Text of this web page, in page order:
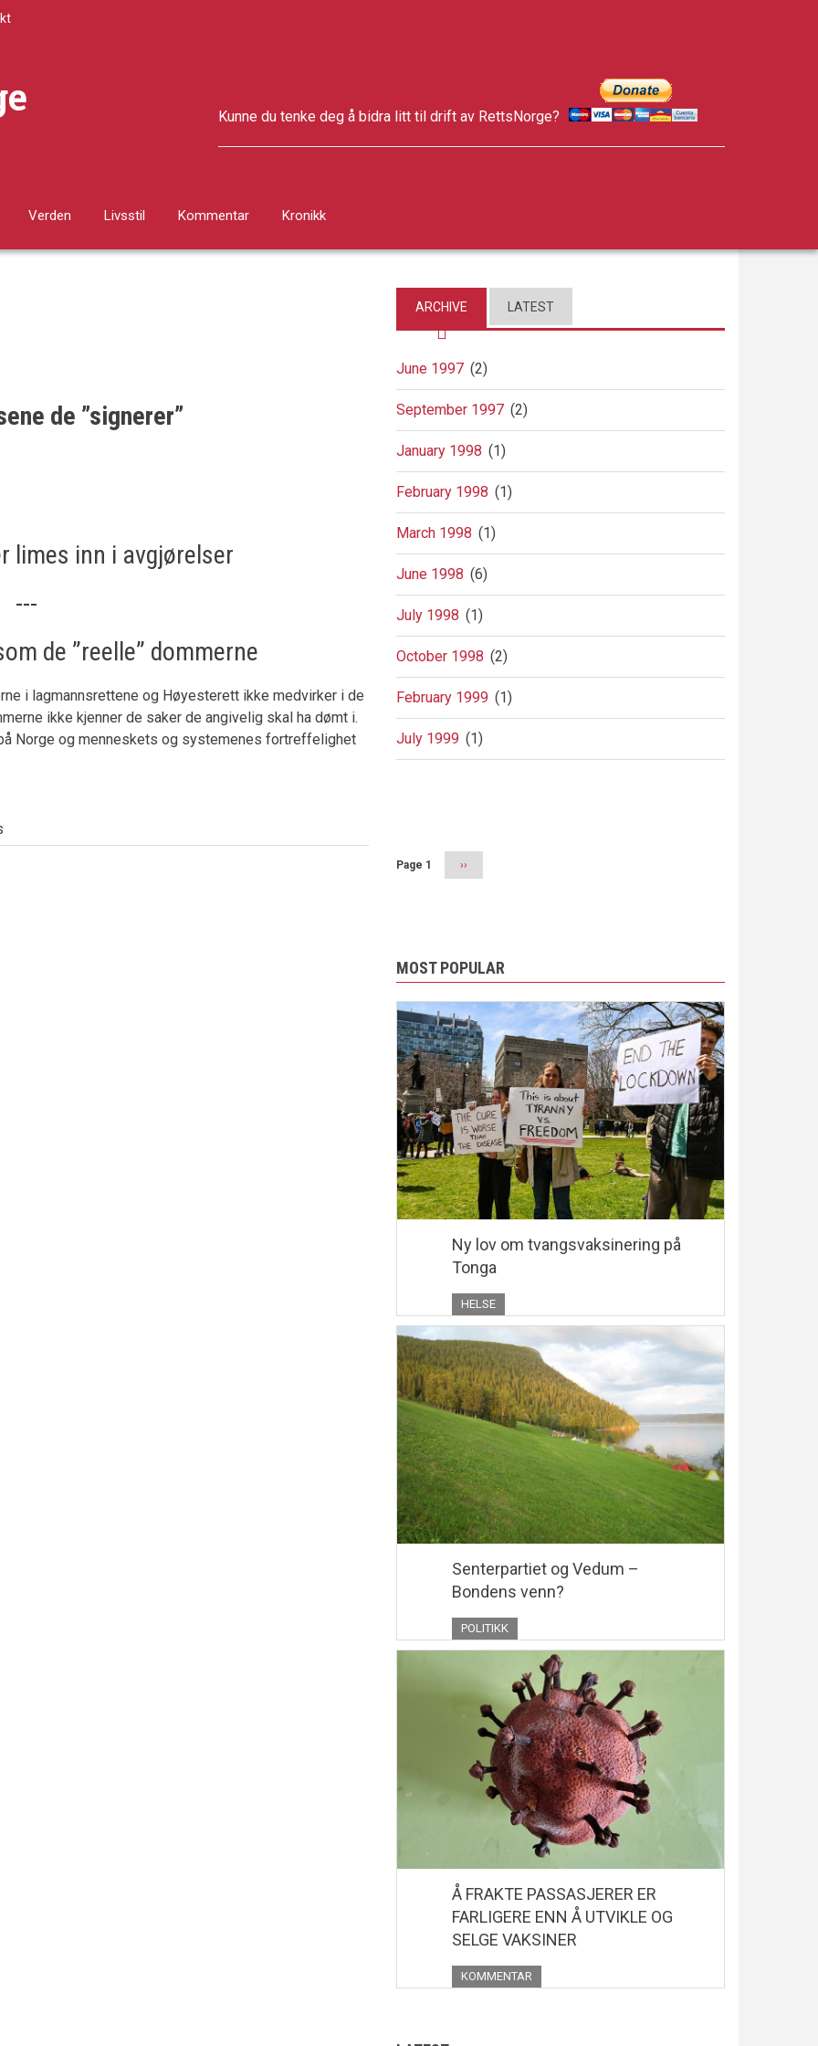
Kunne du tenke deg å bidra litt til drift av RettsNorge?
Verden Livsstil Kommentar Kronikk
de ”signerer”
limes inn i avgjørelser
---
de ”reelle” dommerne
i lagmannsrettene og Høyesterett ikke medvirker i de
ikke kjenner de saker de angivelig skal ha dømt i.
Norge og menneskets og systemenes fortreffelighet
ARCHIVE LATEST
June 1997 (2)
September 1997 (2)
January 1998 (1)
February 1998 (1)
March 1998 (1)
June 1998 (6)
July 1998 (1)
October 1998 (2)
February 1999 (1)
July 1999 (1)
Page 1
Next
page
››
MOST POPULAR
Ny lov om tvangsvaksinering på
Tonga
HELSE
Senterpartiet og Vedum –
Bondens venn?
POLITIKK
Å FRAKTE PASSASJERER ER
FARLIGERE ENN Å UTVIKLE OG
SELGE VAKSINER
KOMMENTAR